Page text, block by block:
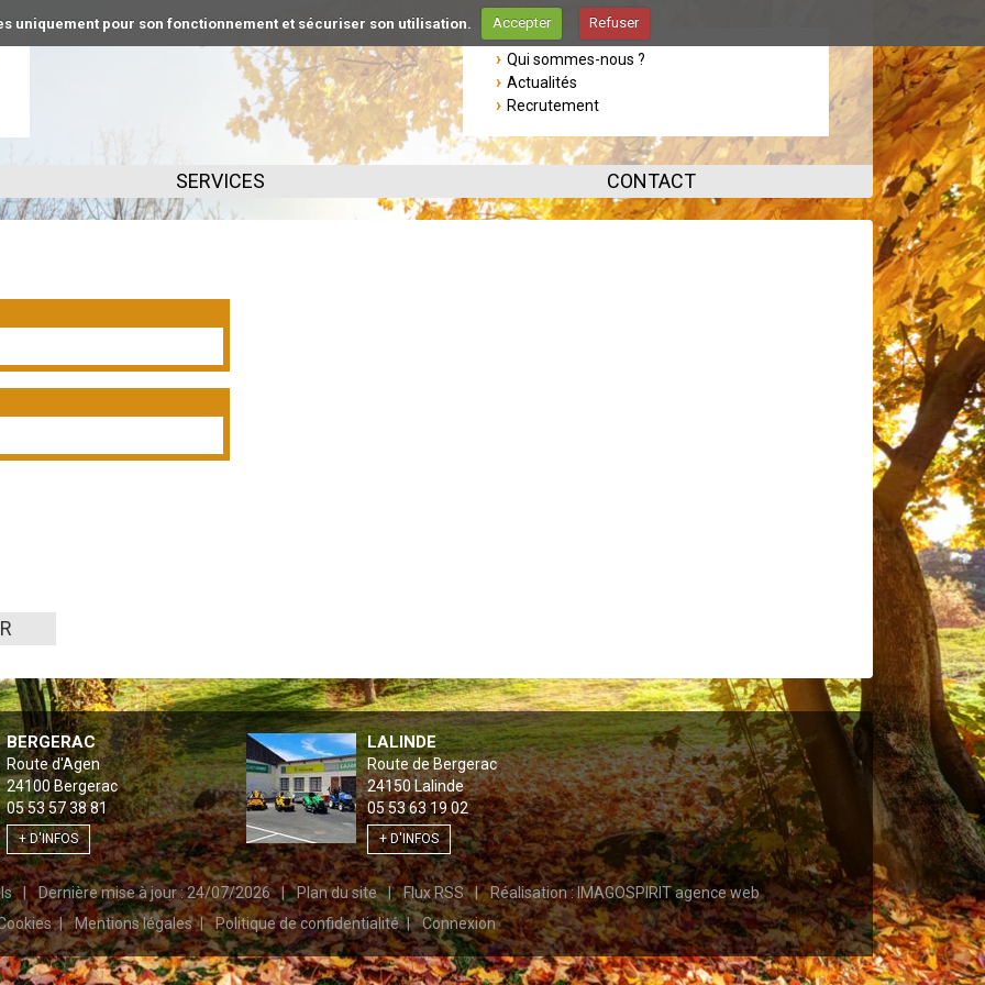
uniquement pour son fonctionnement et sécuriser son utilisation. Accepter Refuser
Qui sommes-nous ?
Actualités
Recrutement
SERVICES CONTACT
BERGERAC
Route d'Agen
24100 Bergerac
05 53 57 38 81
+ D'INFOS
LALINDE
Route de Bergerac
24150Lalinde
05 53 63 19 02
+ D'INFOS
Dernière mise à jour : 24/07/2026 Plan du site Flux RSS Réalisation :IMAGOSPIRIT agence web
Mentions légales Politique de confidentialité Connexion